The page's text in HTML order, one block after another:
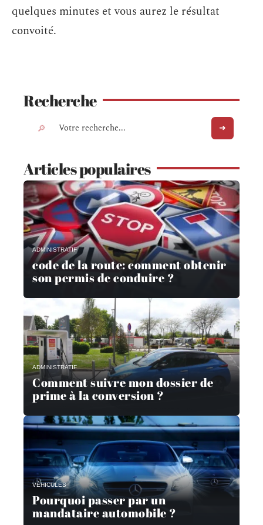
quelques minutes et vous aurez le résultat
convoité.
Recherche
Articles populaires
ADMINISTRATIF
code de la route: comment obtenir
son permis de conduire ?
ADMINISTRATIF
Comment suivre mon dossier de
prime à la conversion ?
VÉHICULES
Pourquoi passer par un
mandataire automobile ?